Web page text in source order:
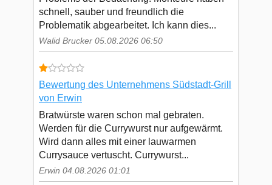
schnell, sauber und freundlich die
Problematik abgearbeitet. Ich kann dies...
Walid Brucker 05.08.2026 06:50
Bewertung des Unternehmens Südstadt-Grill
von Erwin
Bratwürste waren schon mal gebraten.
Werden für die Currywurst nur aufgewärmt.
Wird dann alles mit einer lauwarmen
Currysauce vertuscht. Currywurst...
Erwin 04.08.2026 01:01